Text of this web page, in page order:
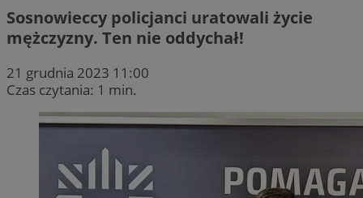
Sosnowieccy policjanci uratowali życie
mężczyzny. Ten nie oddychał!
21 grudnia 2023 11:00
Czas czytania: 1 min.